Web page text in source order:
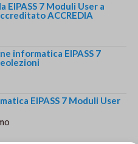
EIPASS 7 Moduli User a
ACCREDIA
informatica EIPASS 7
EIPASS 7 Moduli User